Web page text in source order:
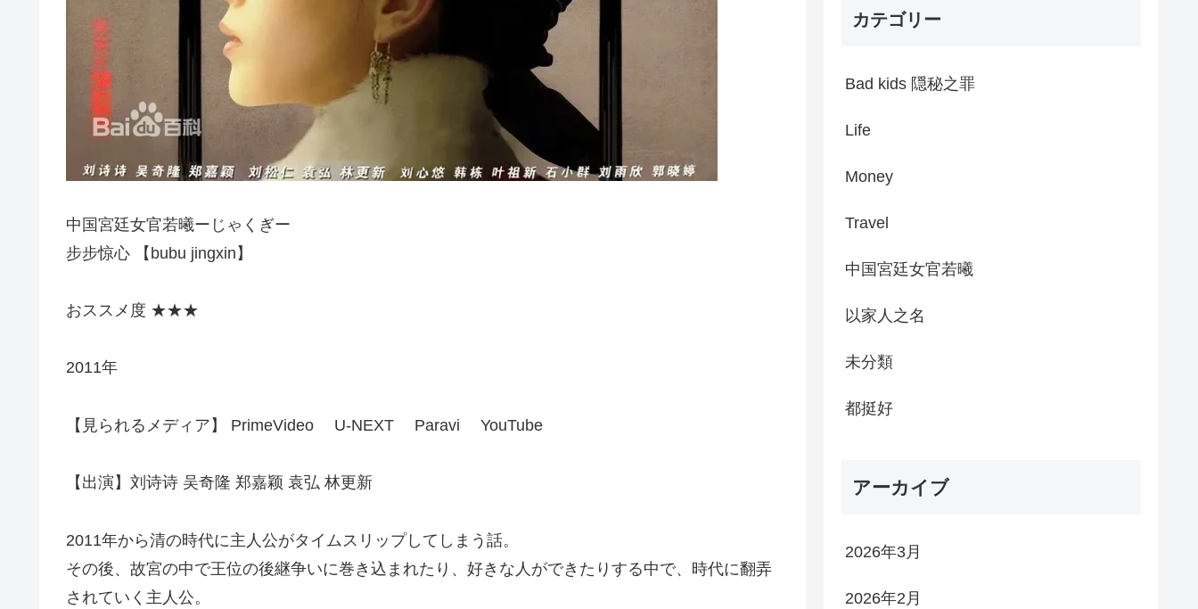
中国宮廷女官若曦ーじゃくぎー
步步惊心 【bubu jingxin】
おススメ度 ★★★
2011年
【見られるメディア】 PrimeVideo U-NEXT Paravi YouTube
【出演】刘诗诗 吴奇隆 郑嘉颖 袁弘 林更新
2011年から清の時代に主人公がタイムスリップしてしまう話。
その後、故宮の中で王位の後継争いに巻き込まれたり、好きな人ができたりする中で、時代に翻弄
されていく主人公。
カテゴリー
Bad kids 隠秘之罪
Life
Money
Travel
中国宮廷女官若曦
以家人之名
未分類
都挺好
アーカイブ
2026年3月
2026年2月